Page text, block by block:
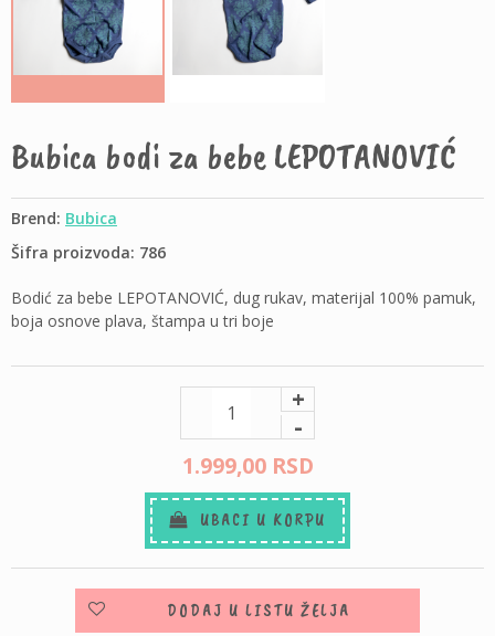
Bubica bodi za bebe LEPOTANOVIĆ
Brend: Bubica
Šifra proizvoda: 786
Bodić za bebe LEPOTANOVIĆ, dug rukav, materijal 100% pamuk,
boja osnove plava, štampa u tri boje
+
-
1.999,00 RSD
UBACI U KORPU
DODAJ U LISTU ŽELJA